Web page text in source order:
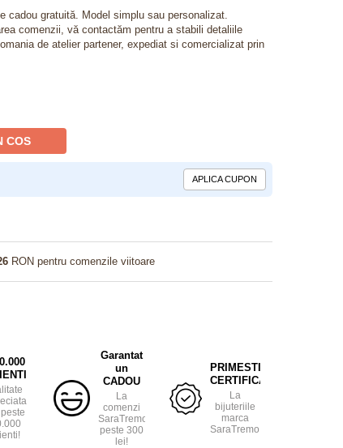
cadou gratuită. Model simplu sau personalizat.
comenzii, vă contactăm pentru a stabili detaliile
de atelier partener, expediat si comercializat prin
COS
APLICA CUPON
RON pentru comenzile viitoare
Garantat
un
CADOU
La
comenzi
SaraTremo
peste 300
lei!
PRIMESTI
CERTIFICAT
La
bijuteriile
marca
SaraTremo.